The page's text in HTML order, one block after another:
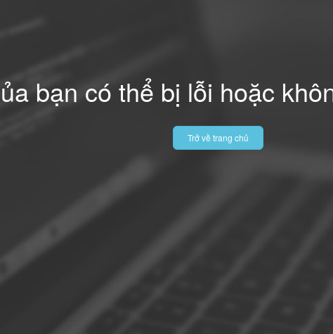
bạn có thể bị lỗi hoặc
Trở về trang chủ